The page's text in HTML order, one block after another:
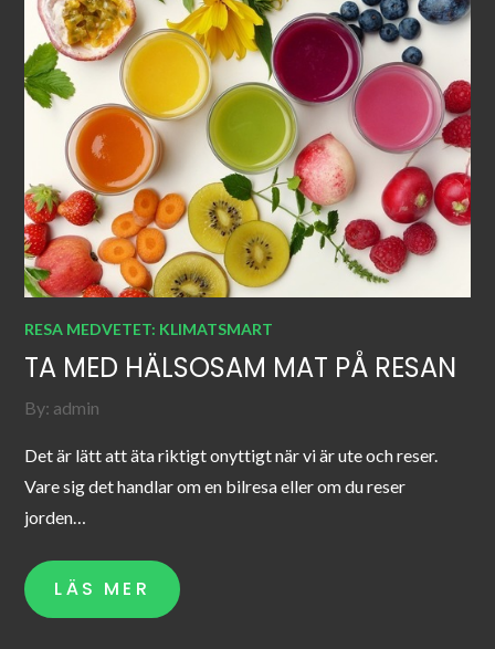
RESA MEDVETET: KLIMATSMART
TA MED HÄLSOSAM MAT PÅ RESAN
By: admin
Det är lätt att äta riktigt onyttigt när vi är ute och reser.
Vare sig det handlar om en bilresa eller om du reser
jorden…
LÄS MER